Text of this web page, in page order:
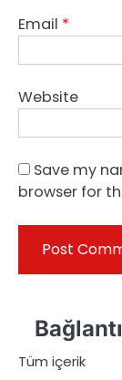
Email *
Website
Save my
browser for
Tüm içerik